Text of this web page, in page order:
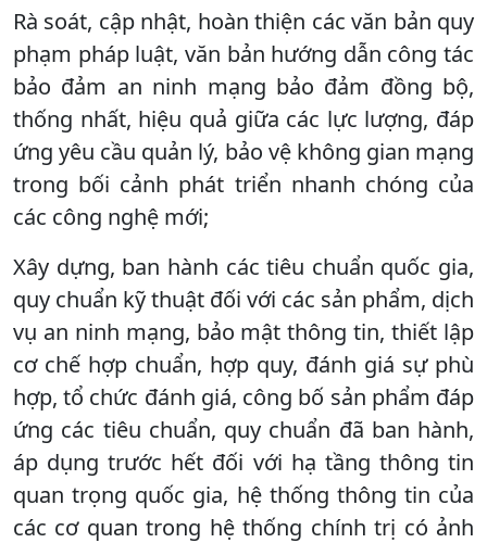
Rà soát, cập nhật, hoàn thiện các văn bản quy
phạm pháp luật, văn bản hướng dẫn công tác
bảo đảm an ninh mạng bảo đảm đồng bộ,
thống nhất, hiệu quả giữa các lực lượng, đáp
ứng yêu cầu quản lý, bảo vệ không gian mạng
trong bối cảnh phát triển nhanh chóng của
các công nghệ mới;
Xây dựng, ban hành các tiêu chuẩn quốc gia,
quy chuẩn kỹ thuật đối với các sản phẩm, dịch
vụ an ninh mạng, bảo mật thông tin, thiết lập
cơ chế hợp chuẩn, hợp quy, đánh giá sự phù
hợp, tổ chức đánh giá, công bố sản phẩm đáp
ứng các tiêu chuẩn, quy chuẩn đã ban hành,
áp dụng trước hết đối với hạ tầng thông tin
quan trọng quốc gia, hệ thống thông tin của
các cơ quan trong hệ thống chính trị có ảnh